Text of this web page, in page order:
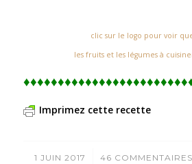
clic sur le logo pour voir
les fruits et les légumes à
Imprimez cette recette
1 JUIN 2017
/ 46 COMMENTAIRES
/